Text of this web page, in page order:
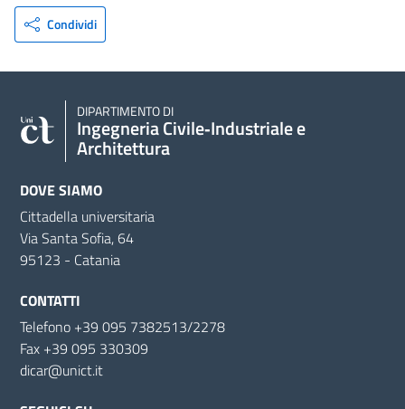
Condividi
DIPARTIMENTO DI
Ingegneria Civile‑Industriale e
Architettura
DOVE SIAMO
Cittadella universitaria
Via Santa Sofia, 64
95123 - Catania
CONTATTI
Telefono +39 095 7382513/2278
Fax +39 095 330309
dicar@unict.it